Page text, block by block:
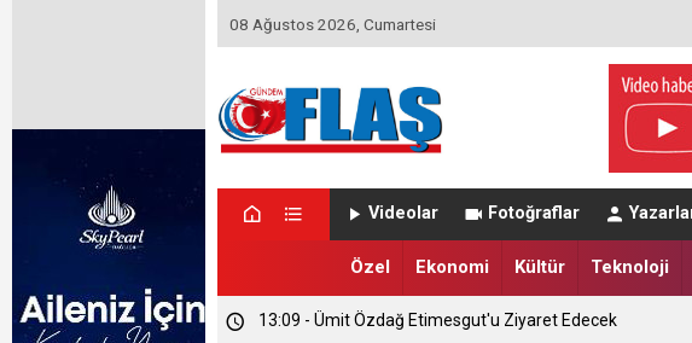
08 Ağustos 2026, Cumartesi
Videolar Fotoğraflar
Özel Ekonomi Kültür Teknoloji
23:46 - Memet Yula'dan Etimesgut Değerlendirmesi
13:09 - Ümit Özdağ Etimesgut'u Ziyaret Edecek